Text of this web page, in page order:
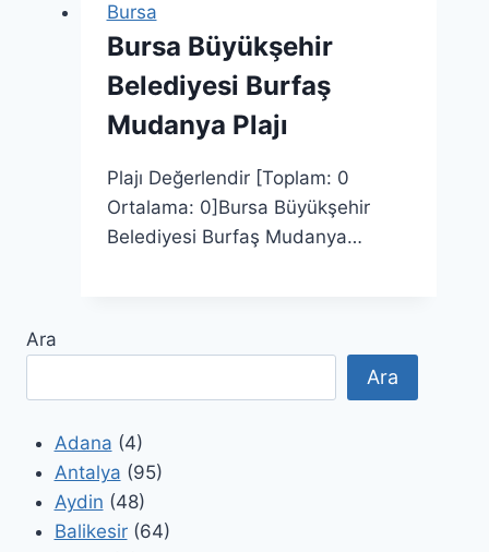
Bursa
Bursa Büyükşehir
Belediyesi Burfaş
Mudanya Plajı
Plajı Değerlendir [Toplam: 0
Ortalama: 0]Bursa Büyükşehir
Belediyesi Burfaş Mudanya…
Ara
Ara
Adana (4)
Antalya (95)
Aydin (48)
Balikesir(64)